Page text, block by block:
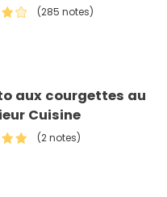
(285 notes)
aux courgettes au
Cuisine
(2 notes)